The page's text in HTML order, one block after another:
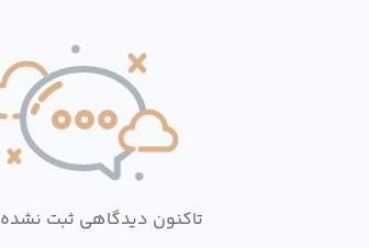
تاکنون دیدگاهی ثبت